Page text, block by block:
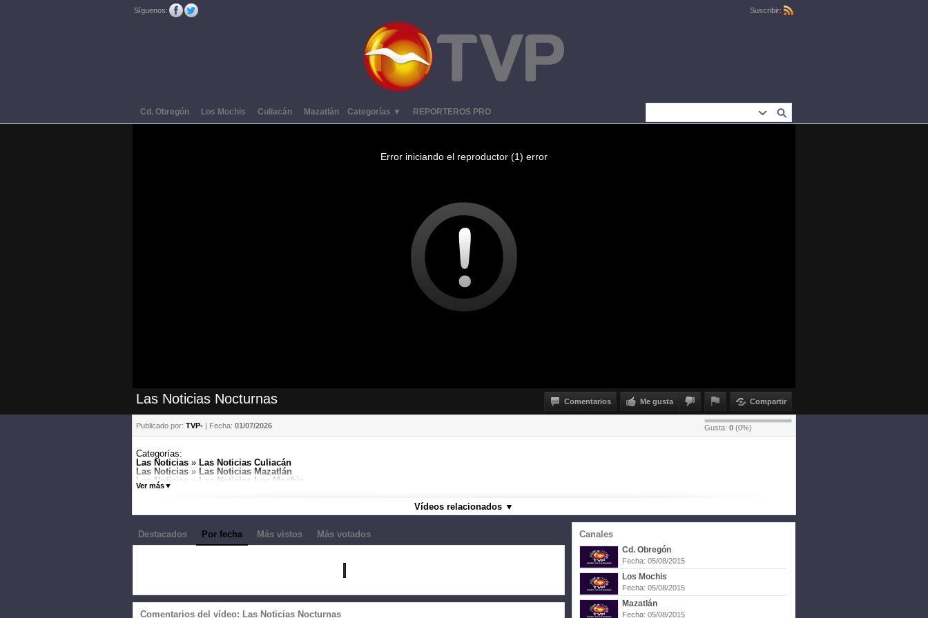
Síguenos: Suscribir:
Cd. Obregón Los Mochis Culiacán Mazatlán Categorías ▼ REPORTEROS PRO
Error iniciando el reproductor (1) error
Comentarios Me gusta Compartir
Las Noticias Nocturnas
Gusta: 0 (0%)
Publicado por: TVP- | Fecha: 01/07/2026
Ver más▼
Categorías:
Las Noticias » Las Noticias Culiacán
Las Noticias » Las Noticias Mazatlán
Las Noticias
Las Noticias Los Mochis
Vídeos relacionados ▼
Canales
Cd. Obregón
Fecha: 05/08/2015
Los Mochis
Fecha: 05/08/2015
Mazatlán
Fecha: 05/08/2015
Destacados Por fecha Más vistos Más votados
Comentarios del vídeo: Las Noticias Nocturnas